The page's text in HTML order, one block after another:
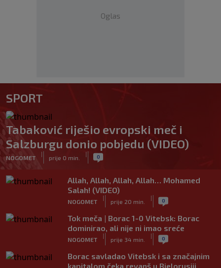
Oglas
SPORT
Tabaković riješio evropski meč i
Salzburgu donio pobjedu (VIDEO)
NOGOMET
|
prije 0 min.
| 0
Allah, Allah, Allah, Allah… Mohamed
Salah! (VIDEO)
NOGOMET
|
prije 20 min.
| 0
Tok meča | Borac 1-0 Vitebsk: Borac
dominirao, ali nije ni imao sreće
NOGOMET
|
prije 34 min.
| 0
Borac savladao Vitebsk i sa značajnim
kapitalom čeka revanš u Bjelorusiji